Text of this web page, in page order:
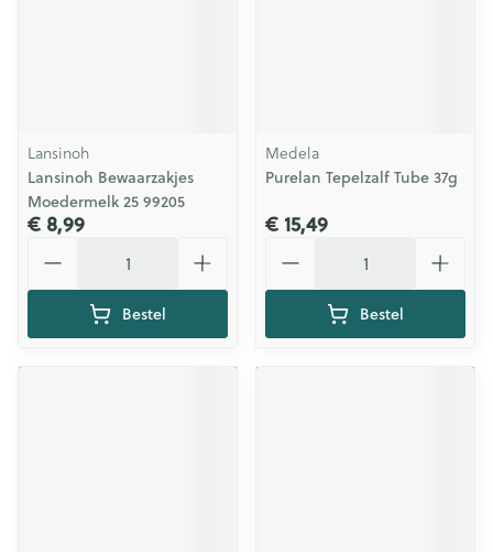
Lansinoh
Lansinoh Bewaarzakjes
Moedermelk 25 99205
€ 8,99
Bestel
Medela
Purelan Tepelzalf Tube 37g
€ 15,49
Bestel